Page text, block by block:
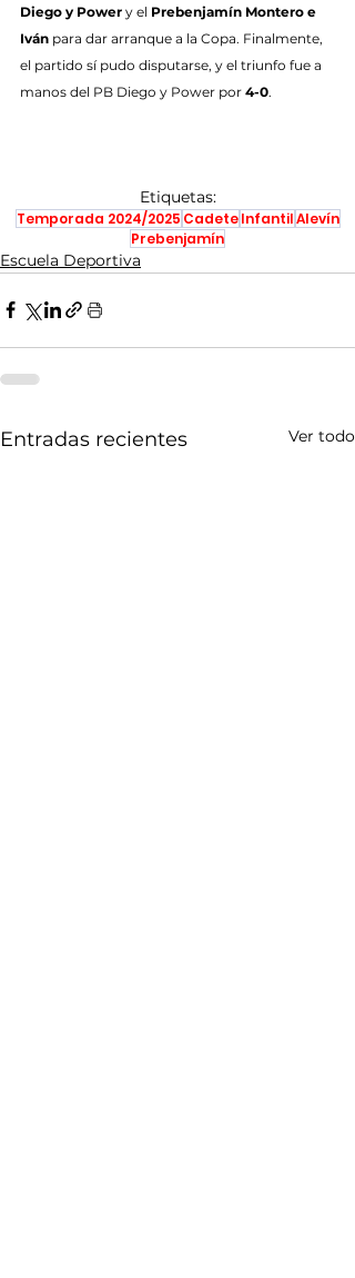
Diego y Power y el Prebenjamín Montero e
Iván para dar arranque a la Copa. Finalmente,
el partido sí pudo disputarse, y el triunfo fue a
manos del PB Diego y Power por 4-0.
Etiquetas:
Temporada 2024/2025 Cadete InfantilAlevín
Prebenjamín
Escuela Deportiva
Entradas recientes Ver todo